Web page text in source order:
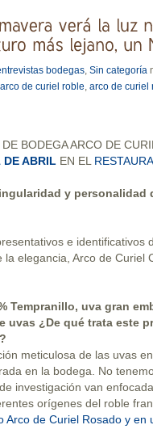
bodegas, Sin categoría
arco de curiel roble, arco de curiel
BODEGA ARCO DE
DE ABRIL EN EL
y
e identificativos
elegancia, Arco de Curiel
Tempranillo, uva gran
uvas ¿De qué trata este
meticulosa de las uvas
en la bodega. No
investigación van
orígenes del roble
Arco de Curiel Rosado y en